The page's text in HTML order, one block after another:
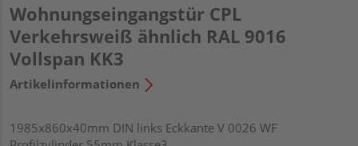
Wohnungseingangstür CPL
Verkehrsweiß ähnlich RAL 9016
Vollspan KK3
Artikelinformationen
1985x860x40mm DIN links Eckkante V 0026 WF